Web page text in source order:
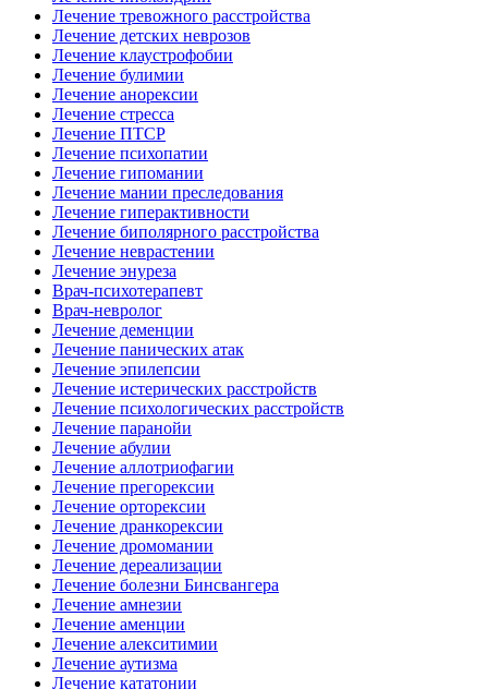
Лечение тревожного расстройства
Лечение детских неврозов
Лечение клаустрофобии
Лечение булимии
Лечение анорексии
Лечение стресса
Лечение ПТСР
Лечение психопатии
Лечение гипомании
Лечение мании преследования
Лечение гиперактивности
Лечение биполярного расстройства
Лечение неврастении
Лечение энуреза
Врач-психотерапевт
Врач-невролог
Лечение деменции
Лечение панических атак
Лечение эпилепсии
Лечение истерических расстройств
Лечение психологических расстройств
Лечение паранойи
Лечение абулии
Лечение аллотриофагии
Лечение прегорексии
Лечение орторексии
Лечение дранкорексии
Лечение дромомании
Лечение дереализации
Лечение болезни Бинсвангера
Лечение амнезии
Лечение аменции
Лечение алекситимии
Лечение аутизма
Лечение кататонии